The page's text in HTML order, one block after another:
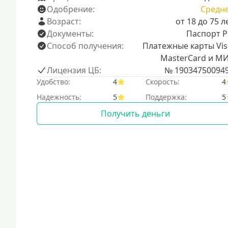
Одобрение:
Возраст:
от 18 до 75
Документы:
Паспорт
Способ получения:
Платежные карты
MasterCard и
Лицензия ЦБ:
№
Удобство: 4 Скорость:
4
Надежность:
5 Поддержка: 5
Получить деньги